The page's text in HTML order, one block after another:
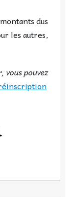
dus
les autres,
vous pouvez